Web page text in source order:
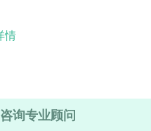
学、生物等多个领
操作实验，验证理
精神。历史与社会科
间的长河，从古代文
情
询专业顾问